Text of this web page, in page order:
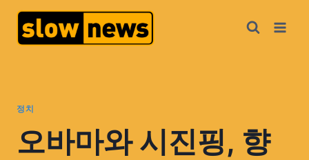
정치
오바마와 시진핑, 향